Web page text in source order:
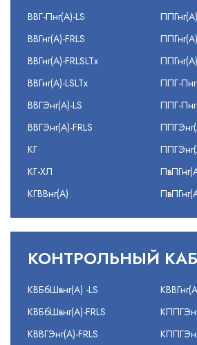
ВВГ-Пнг(А)-LS
ВВГнг(А)-FRLS
ВВГнг(А)-FRLSLTx
ВВГнг(А)-LSLTx
ВВГЭнг(А)-LS
ВВГЭнг(А)-FRLS
КГ
КГ-ХЛ
КГВВнг(А)
ППГ-
ППГ-
КОНТРОЛЬНЫЙ
КВБбШвнг(А) -LS
КВБбШвнг(А)-FRLS
КВВГЭнг(А)-FRLS